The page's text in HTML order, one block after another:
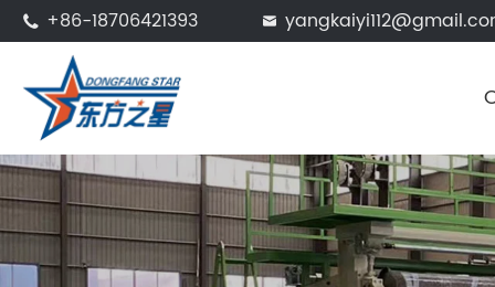
 +86-18706421393 